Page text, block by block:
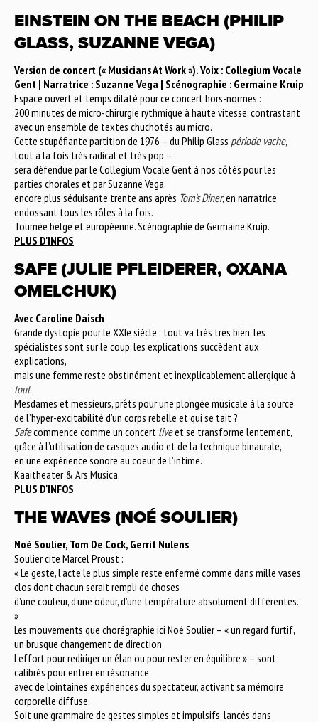
EINSTEIN ON THE BEACH (PHILIP
GLASS, SUZANNE VEGA)
Version de concert (« Musicians At Work »). Voix : Collegium Vocale
Gent | Narratrice : Suzanne Vega | Scénographie : Germaine Kruip
Espace ouvert et temps dilaté pour ce concert hors-normes :
200 minutes de micro-chirurgie rythmique à haute vitesse, contrastant
avec un ensemble de textes chuchotés au micro.
Cette stupéfiante partition de 1976 – du Philip Glass période vache,
tout à la fois très radical et très pop –
sera défendue par le Collegium Vocale Gent à nos côtés pour les
parties chorales et par Suzanne Vega,
encore plus séduisante trente ans après Tom's Diner, en narratrice
endossant tous les rôles à la fois.
Tournée belge et européenne. Scénographie de Germaine Kruip.
PLUS D'INFOS
SAFE (JULIE PFLEIDERER, OXANA
OMELCHUK)
Avec Caroline Daisch
Grande dystopie pour le XXIe siècle : tout va très très bien, les
spécialistes sont sur le coup, les explications succèdent aux
explications,
mais une femme reste obstinément et inexplicablement allergique à
tout.
Mesdames et messieurs, prêts pour une plongée musicale à la source
de l’hyper-excitabilité d’un corps rebelle et qui se tait ?
Safecommence comme un concert liveet se transforme lentement,
grâce à l’utilisation de casques audio et de la technique binaurale,
en une expérience sonore au coeur de l’intime.
Kaaitheater & Ars Musica.
PLUS D'INFOS
THE WAVES (NOÉ SOULIER)
Noé Soulier, Tom De Cock, Gerrit Nulens
Soulier cite Marcel Proust :
« Le geste, l’acte le plus simple reste enfermé comme dans mille vases
clos dont chacun serait rempli de choses
d’une couleur, d’une odeur, d’une température absolument différentes.
»
Les mouvements que chorégraphie ici Noé Soulier – « un regard furtif,
un brusque changement de direction,
l’effort pour rediriger un élan ou pour rester en équilibre » – sont
calibrés pour entrer en résonance
avec de lointaines expériences du spectateur, activant sa mémoire
corporelle diffuse.
Soit une grammaire de gestes simples et impulsifs, lancés dans